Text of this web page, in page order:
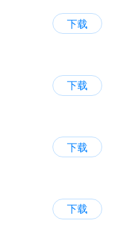
下载
下载
下载
下载